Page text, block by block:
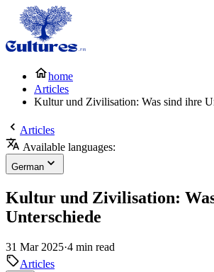
home
Articles
Kultur und Zivilisation: Was sind ihre
Articles
Available languages:
German
Kultur und Zivilisation:
Unterschiede
31 Mar 2025·4 min read
Articles